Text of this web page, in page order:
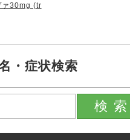
ァ30mg (tr
・症状検索
検